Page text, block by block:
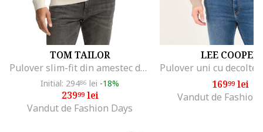
TOM TAILOR
Pulover slim-fit din amestec de bumbac organic, Bej deschis
Initial: 29486 lei -18%
23999lei
Vandut de Fashion Days
LEE COOPER
16999lei
Vandut de Fashion